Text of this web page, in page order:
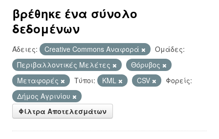
βρέθηκε ένα σύνολο
δεδομένων
Άδειες: Creative Commons Αναφορά
Ομάδες:
Περιβαλλοντικές Μελέτες
Θόρυβος
Μεταφορές
Τύποι: KML CSV
Φορείς:
Δήμος Αγρινίου
Φίλτρα Αποτελεσμάτων